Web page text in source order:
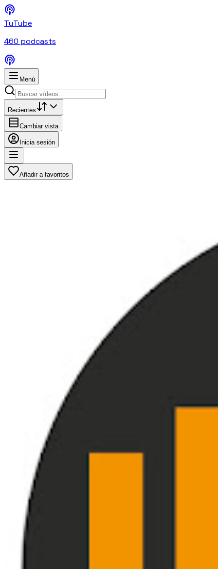
TuTube
460 podcasts
Menú
Recientes
Cambiar vista
Inicia sesión
Añadir a favoritos